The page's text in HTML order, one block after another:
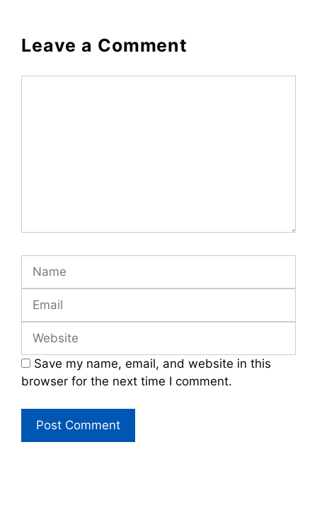
Leave a Comment
Name
Email
Website
Save my name, email, and website in this
browser for the next time I comment.